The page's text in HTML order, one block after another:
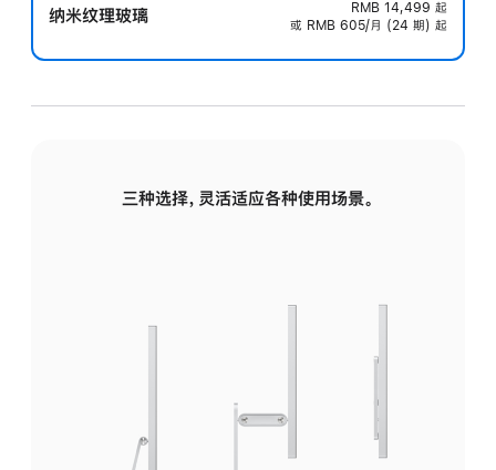
纳米纹理玻璃 RMB 14,499 起
或 RMB 605/月 (24 期) 起
三种选择，灵活适应各种使用场景。